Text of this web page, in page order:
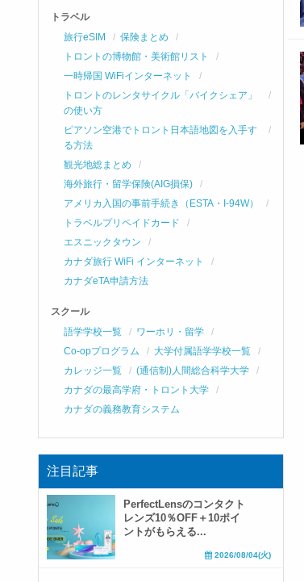
トラベル
旅行eSIM
保険まとめ
トロントの博物館・美術館リスト
一時帰国 WiFiインターネット
トロントのレンタサイクル「バイクシェア」
の使い方
ピアソン空港でトロント日本語地図を入手す
る方法
観光地総まとめ
海外旅行・留学保険(AIG損保)
アメリカ入国の事前手続き（ESTA・I-94W）
トラベルプリペイドカード
エスニックタウン
カナダ旅行 WiFi インターネット
カナダeTA申請方法
スクール
語学学校一覧
ワーホリ・留学
Co-opプログラム
大学付属語学学校一覧
カレッジ一覧
(通信制)人間総合科学大学
カナダの最高学府・トロント大学
カナダの義務教育システム
注目記事
PerfectLensのコンタクト
レンズ10％OFF＋10ポイ
ントがもらえる...
2026/08/04(火)